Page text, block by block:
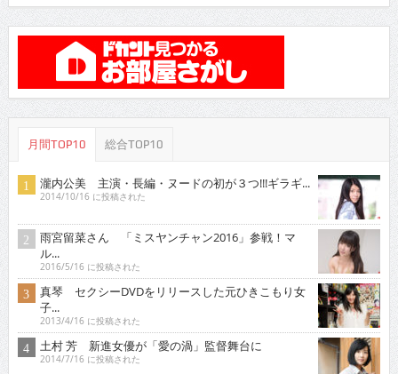
月間TOP10 総合TOP10
瀧内公美 主演・長編・ヌードの初が３つ!!!ギラギ...
2014/10/16 に投稿された
雨宮留菜さん 「ミスヤンチャン2016」参戦！マ
ル...
2016/5/16 に投稿された
真琴 セクシーDVDをリリースした元ひきこもり女
子...
2013/4/16 に投稿された
土村 芳 新進女優が「愛の渦」監督舞台に
2014/7/16 に投稿された